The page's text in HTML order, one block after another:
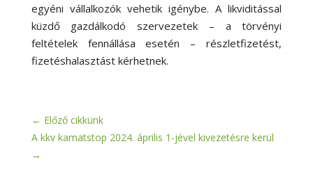
egyéni vállalkozók vehetik igénybe. A likviditással
küzdő gazdálkodó szervezetek – a törvényi
feltételek fennállása esetén – részletfizetést,
fizetéshalasztást kérhetnek.
← Előző cikkünk
A kkv kamatstop 2024. április 1-jével kivezetésre kerül
→